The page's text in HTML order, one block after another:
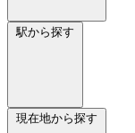
駅から探す
現在地から探す